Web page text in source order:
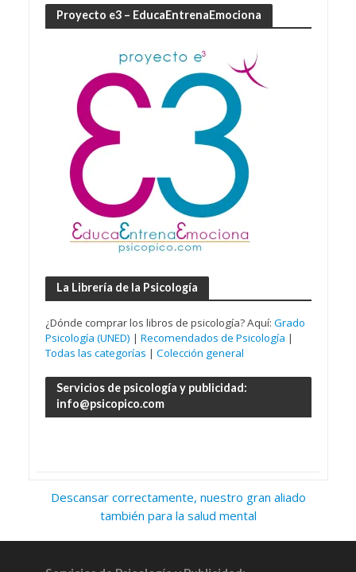
Proyecto e3 – EducaEntrenaEmociona
La Librería de la Psicología
¿Dónde comprar los libros de psicología? Aquí: Grado
Psicología (UNED) | Recomendados de Psicología |
Todas las categorías | Colección general
Servicios de psicología y publicidad:
info@psicopico.com
Descansar correctamente, nuestro gran aliado
también para la salud mental